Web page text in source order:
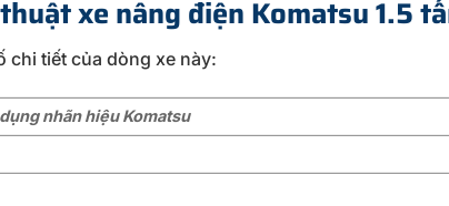
xe nâng điện Komatsu 1.5
chi tiết của dòng xe này:
nhãn hiệu Komatsu